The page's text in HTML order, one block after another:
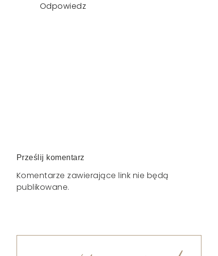
Odpowiedz
Prześlij komentarz
Komentarze zawierające link nie będą
publikowane.